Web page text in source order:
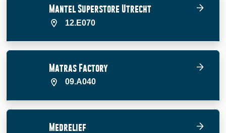
Mantel Superstore Utrecht
12.E070
Matras Factory
09.A040
Medrelief